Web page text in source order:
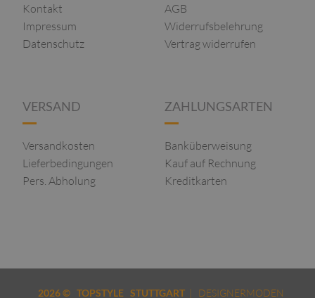
Kontakt
Impressum
Datenschutz
AGB
Widerrufsbelehrung
Vertrag widerrufen
VERSAND
Versandkosten
Lieferbedingungen
Pers. Abholung
ZAHLUNGSARTEN
Banküberweisung
Kauf auf Rechnung
Kreditkarten
2026 © TOPSTYLE STUTTGART | DESIGNERMODEN